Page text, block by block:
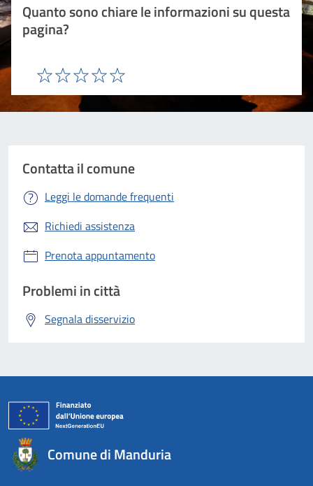
Quanto sono chiare le informazioni su questa
pagina?
Valuta 5 stelle su 5
Valuta 4 stelle su 5
Valuta 3 stelle su 5
Valuta 2 stelle su 5
Valuta 1 stelle su 5
Contatta il comune
Leggi le domande frequenti
Richiedi assistenza
Prenota appuntamento
Problemi in città
Segnala disservizio
Comune di Manduria